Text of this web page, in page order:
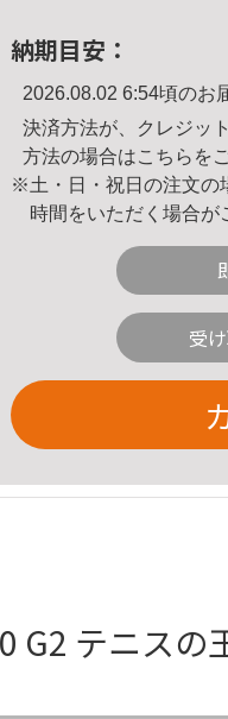
納期目安：
2026.08.02 6:54頃のお
決済方法が、クレジッ
方法の場合はこちら を
※土・日・祝日の注文の
時間をいただく場合が
受
G2 テニスの